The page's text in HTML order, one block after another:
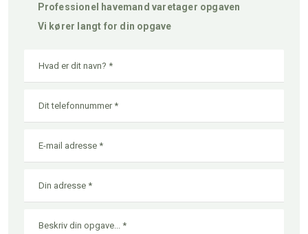
Professionel havemand varetager opgaven
Vi kører langt for din opgave